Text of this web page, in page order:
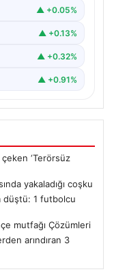
eğlenceli bir▲ +0.05%
▲ +0.13%
▲ +0.32%
▲ +0.91%
‘Terörsüz
yakaladığı coşku
düştü: 1 futbolcu
mutfağı Çözümleri
arındıran 3